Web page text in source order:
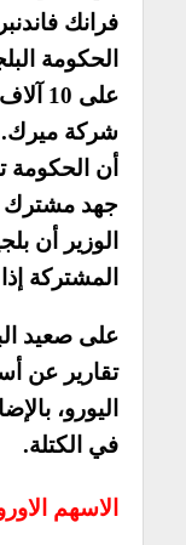
فرانك
الحكومة
شركة
أن
جهد مشترك
الوزير أن
المشتركة
على صعيد
تقارير عن
اليورو،
في الكتلة.
الاسهم الاوروبية 02-